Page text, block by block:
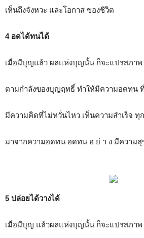
เห็นถึงจังหวะ และโอกาส ของชีวิต
4 อดได้ทนได้
เมื่อมีบุญแล้ว ผลแห่งบุญนั้น ก็จะแปรสภาพ
ตามกำลังของบุญฤทธิ์ ทำให้มีความอดทน
มีความคิดที่ไม่หวั่นไหว เห็นความสำเร็จ ทุ
มาจากความอดทน อดทน อ ย่ า ง มีความสุ
5 ปล่อยได้วางได้
เมื่อมีบุญ แล้วผลแห่งบุญนั้น ก็จะแปรสภาพ